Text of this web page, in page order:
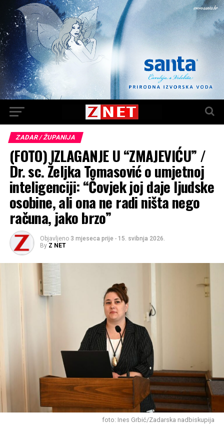
ZADAR / ŽUPANIJA
(FOTO) IZLAGANJE U “ZMAJEVIĆU” /
Dr. sc. Željka Tomasović o umjetnoj
inteligenciji: “Čovjek joj daje ljudske
osobine, ali ona ne radi ništa nego
računa, jako brzo”
Objavljeno 3 mjeseca prije - 15. svibnja 2026.
By Z NET
foto: Ines Grbić/Zadarska nadbiskupija